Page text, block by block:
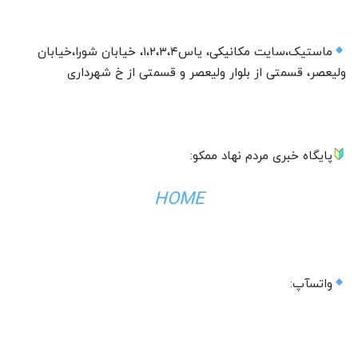
ماستیک،سایت مکانیکی، یاس۱،۲،۳،۴، خیابان شورا،خیابان
ولیعصر، قسمتی از بلوار ولیعصر و قسمتی از خ شهرداری
پایگاه خبری مردم نهاد ممکو:
HOME
واتسآپ: